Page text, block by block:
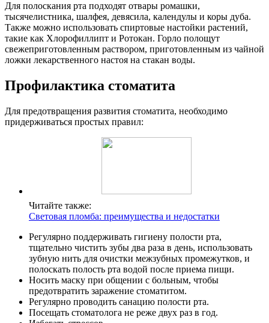
Для полоскания рта подходят отвары ромашки,
тысячелистника, шалфея, девясила, календулы и коры дуба.
Также можно использовать спиртовые настойки растений,
такие как Хлорофиллипт и Ротокан. Горло полощут
свежеприготовленным раствором, приготовленным из чайной
ложки лекарственного настоя на стакан воды.
Профилактика стоматита
Для предотвращения развития стоматита, необходимо
придерживаться простых правил:
Читайте также:
Световая пломба: преимущества и недостатки
Регулярно поддерживать гигиену полости рта,
тщательно чистить зубы два раза в день, использовать
зубную нить для очистки межзубных промежутков, и
полоскать полость рта водой после приема пищи.
Носить маску при общении с больным, чтобы
предотвратить заражение стоматитом.
Регулярно проводить санацию полости рта.
Посещать стоматолога не реже двух раз в год.